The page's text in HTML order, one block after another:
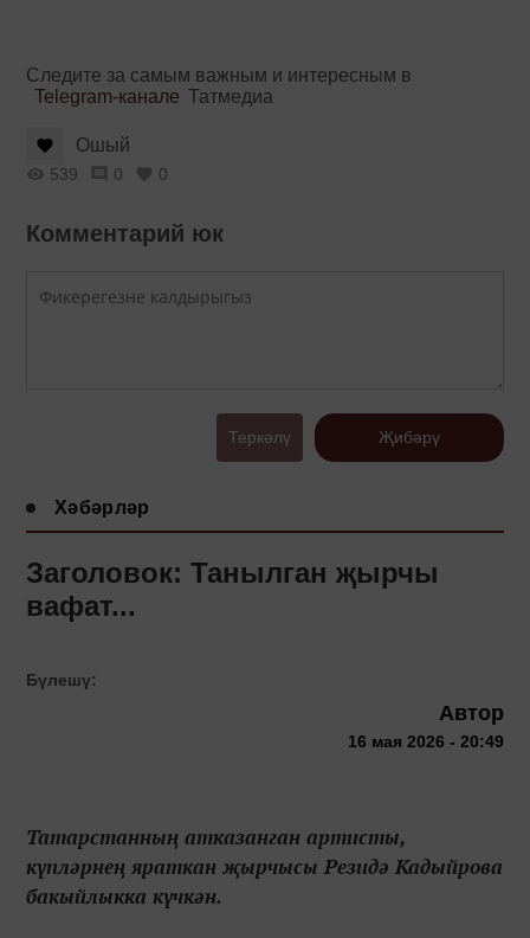
Следите за самым важным и интересным в
Telegram-канале Татмедиа
Ошый
539 0 0
Комментарий юк
Теркәлү Җибәрү
Хәбәрләр
Заголовок: Танылган җырчы
вафат...
Бүлешү:
Автор
16 мая 2026 - 20:49
Татарстанның атказанган артисты,
күпләрнең яраткан җырчысы Резидә Кадыйрова
бакыйлыкка күчкән.